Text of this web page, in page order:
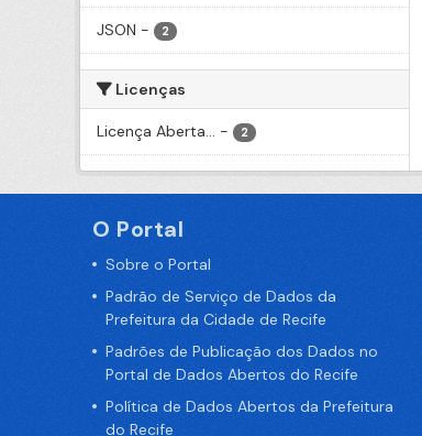
JSON - 2
Licenças
Licença Aberta... - 2
O Portal
Sobre o Portal
Padrão de Serviço de Dados da
Prefeitura da Cidade de Recife
Padrões de Publicação dos Dados no
Portal de Dados Abertos do Recife
Política de Dados Abertos da Prefeitura
do Recife